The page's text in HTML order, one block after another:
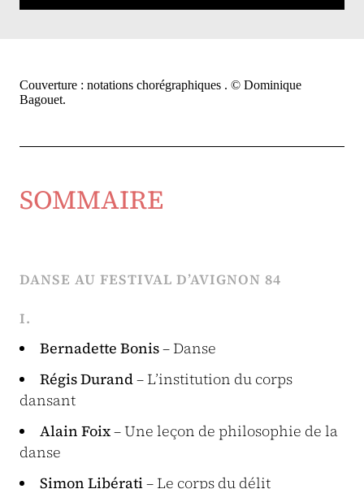
Couverture : notations chorégraphiques . © Dominique
Bagouet.
SOMMAIRE
DANSE AU FESTIVAL D’AVIGNON 84
I.
Bernadette Bonis– Danse
Régis Durand– L’institution du corps
dansant
Alain Foix– Une leçon de philosophie de la
danse
Simon Libérati– Le corps du délit